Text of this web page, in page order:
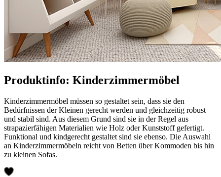
Produktinfo: Kinderzimmermöbel
Kinderzimmermöbel müssen so gestaltet sein, dass sie den
Bedürfnissen der Kleinen gerecht werden und gleichzeitig robust
und stabil sind. Aus diesem Grund sind sie in der Regel aus
strapazierfähigen Materialien wie Holz oder Kunststoff gefertigt.
Funktional und kindgerecht gestaltet sind sie ebenso. Die Auswahl
an Kinderzimmermöbeln reicht von Betten über Kommoden bis hin
zu kleinen Sofas.